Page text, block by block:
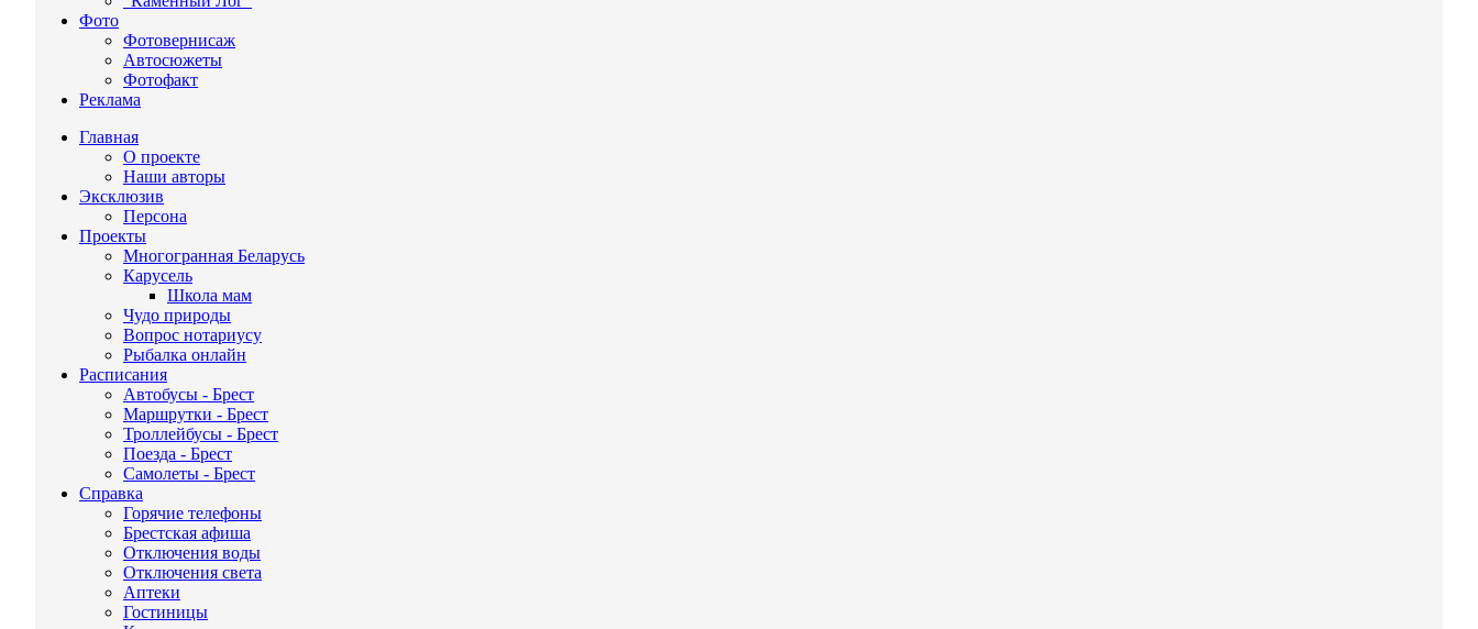
Фото
Фотовернисаж
Автосюжеты
Фотофакт
Реклама
Главная
О проекте
Наши авторы
Эксклюзив
Персона
Проекты
Многогранная Беларусь
Карусель
Школа мам
Чудо природы
Вопрос нотариусу
Рыбалка онлайн
Расписания
Автобусы - Брест
Маршрутки - Брест
Троллейбусы - Брест
Поезда - Брест
Самолеты - Брест
Справка
Горячие телефоны
Брестская афиша
Отключения воды
Отключения света
Аптеки
Гостиницы